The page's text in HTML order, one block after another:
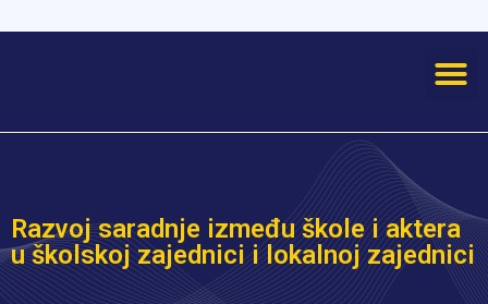
Razvoj saradnje između škole i aktera
u školskoj zajednici i lokalnoj zajednici